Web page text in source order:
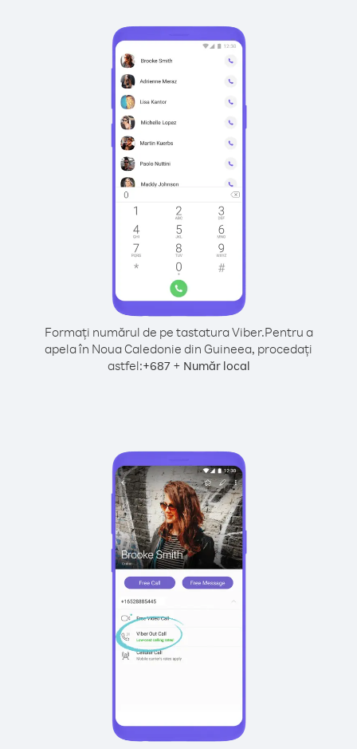
Formați numărul de pe tastatura Viber.Pentru a
apela în Noua Caledonie din Guineea, procedați
astfel:+687+ Număr local